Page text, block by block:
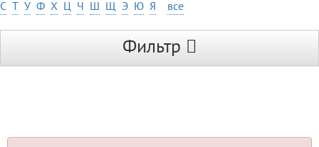
С Т У Ф Х Ц Ч Ш Щ Э Ю Я все
Фильтр